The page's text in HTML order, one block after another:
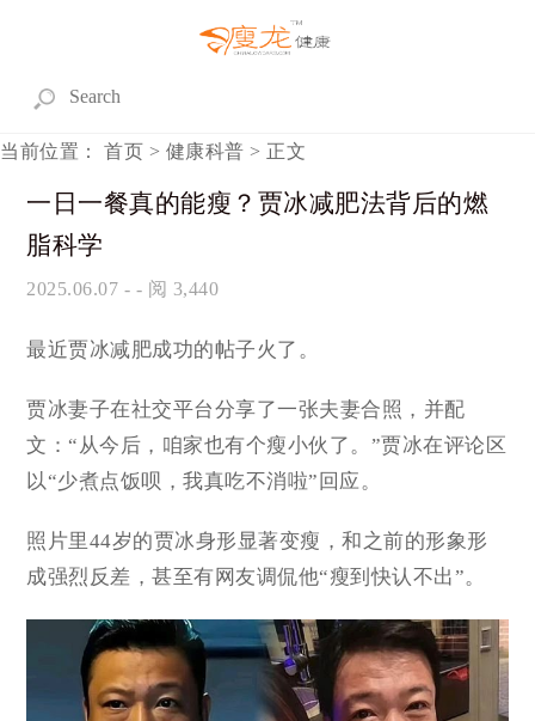
当前位置： 首页 > 健康科普 > 正文
一日一餐真的能瘦？贾冰减肥法背后的燃
脂科学
2025.06.07 - - 阅 3,440
最近贾冰减肥成功的帖子火了。
贾冰妻子在社交平台分享了一张夫妻合照，并配
文：“从今后，咱家也有个瘦小伙 了。”贾冰在评论区
以“少煮点饭呗，我真吃不消啦”回应。
照片里44岁的贾冰身形显著变瘦，和之前的形象形
成强烈反差，甚至有网友调侃他“瘦到快认不出”。